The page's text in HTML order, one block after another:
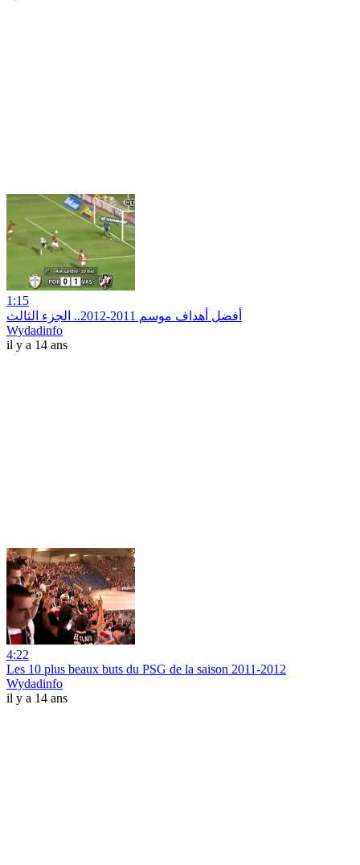
1:15
أفضل أهداف موسم 2011-2012.. الجزء الثالث
Wydadinfo
il y a 14 ans
4:22
Les 10 plus beaux buts du PSG de la saison 2011-2012
Wydadinfo
il y a 14 ans